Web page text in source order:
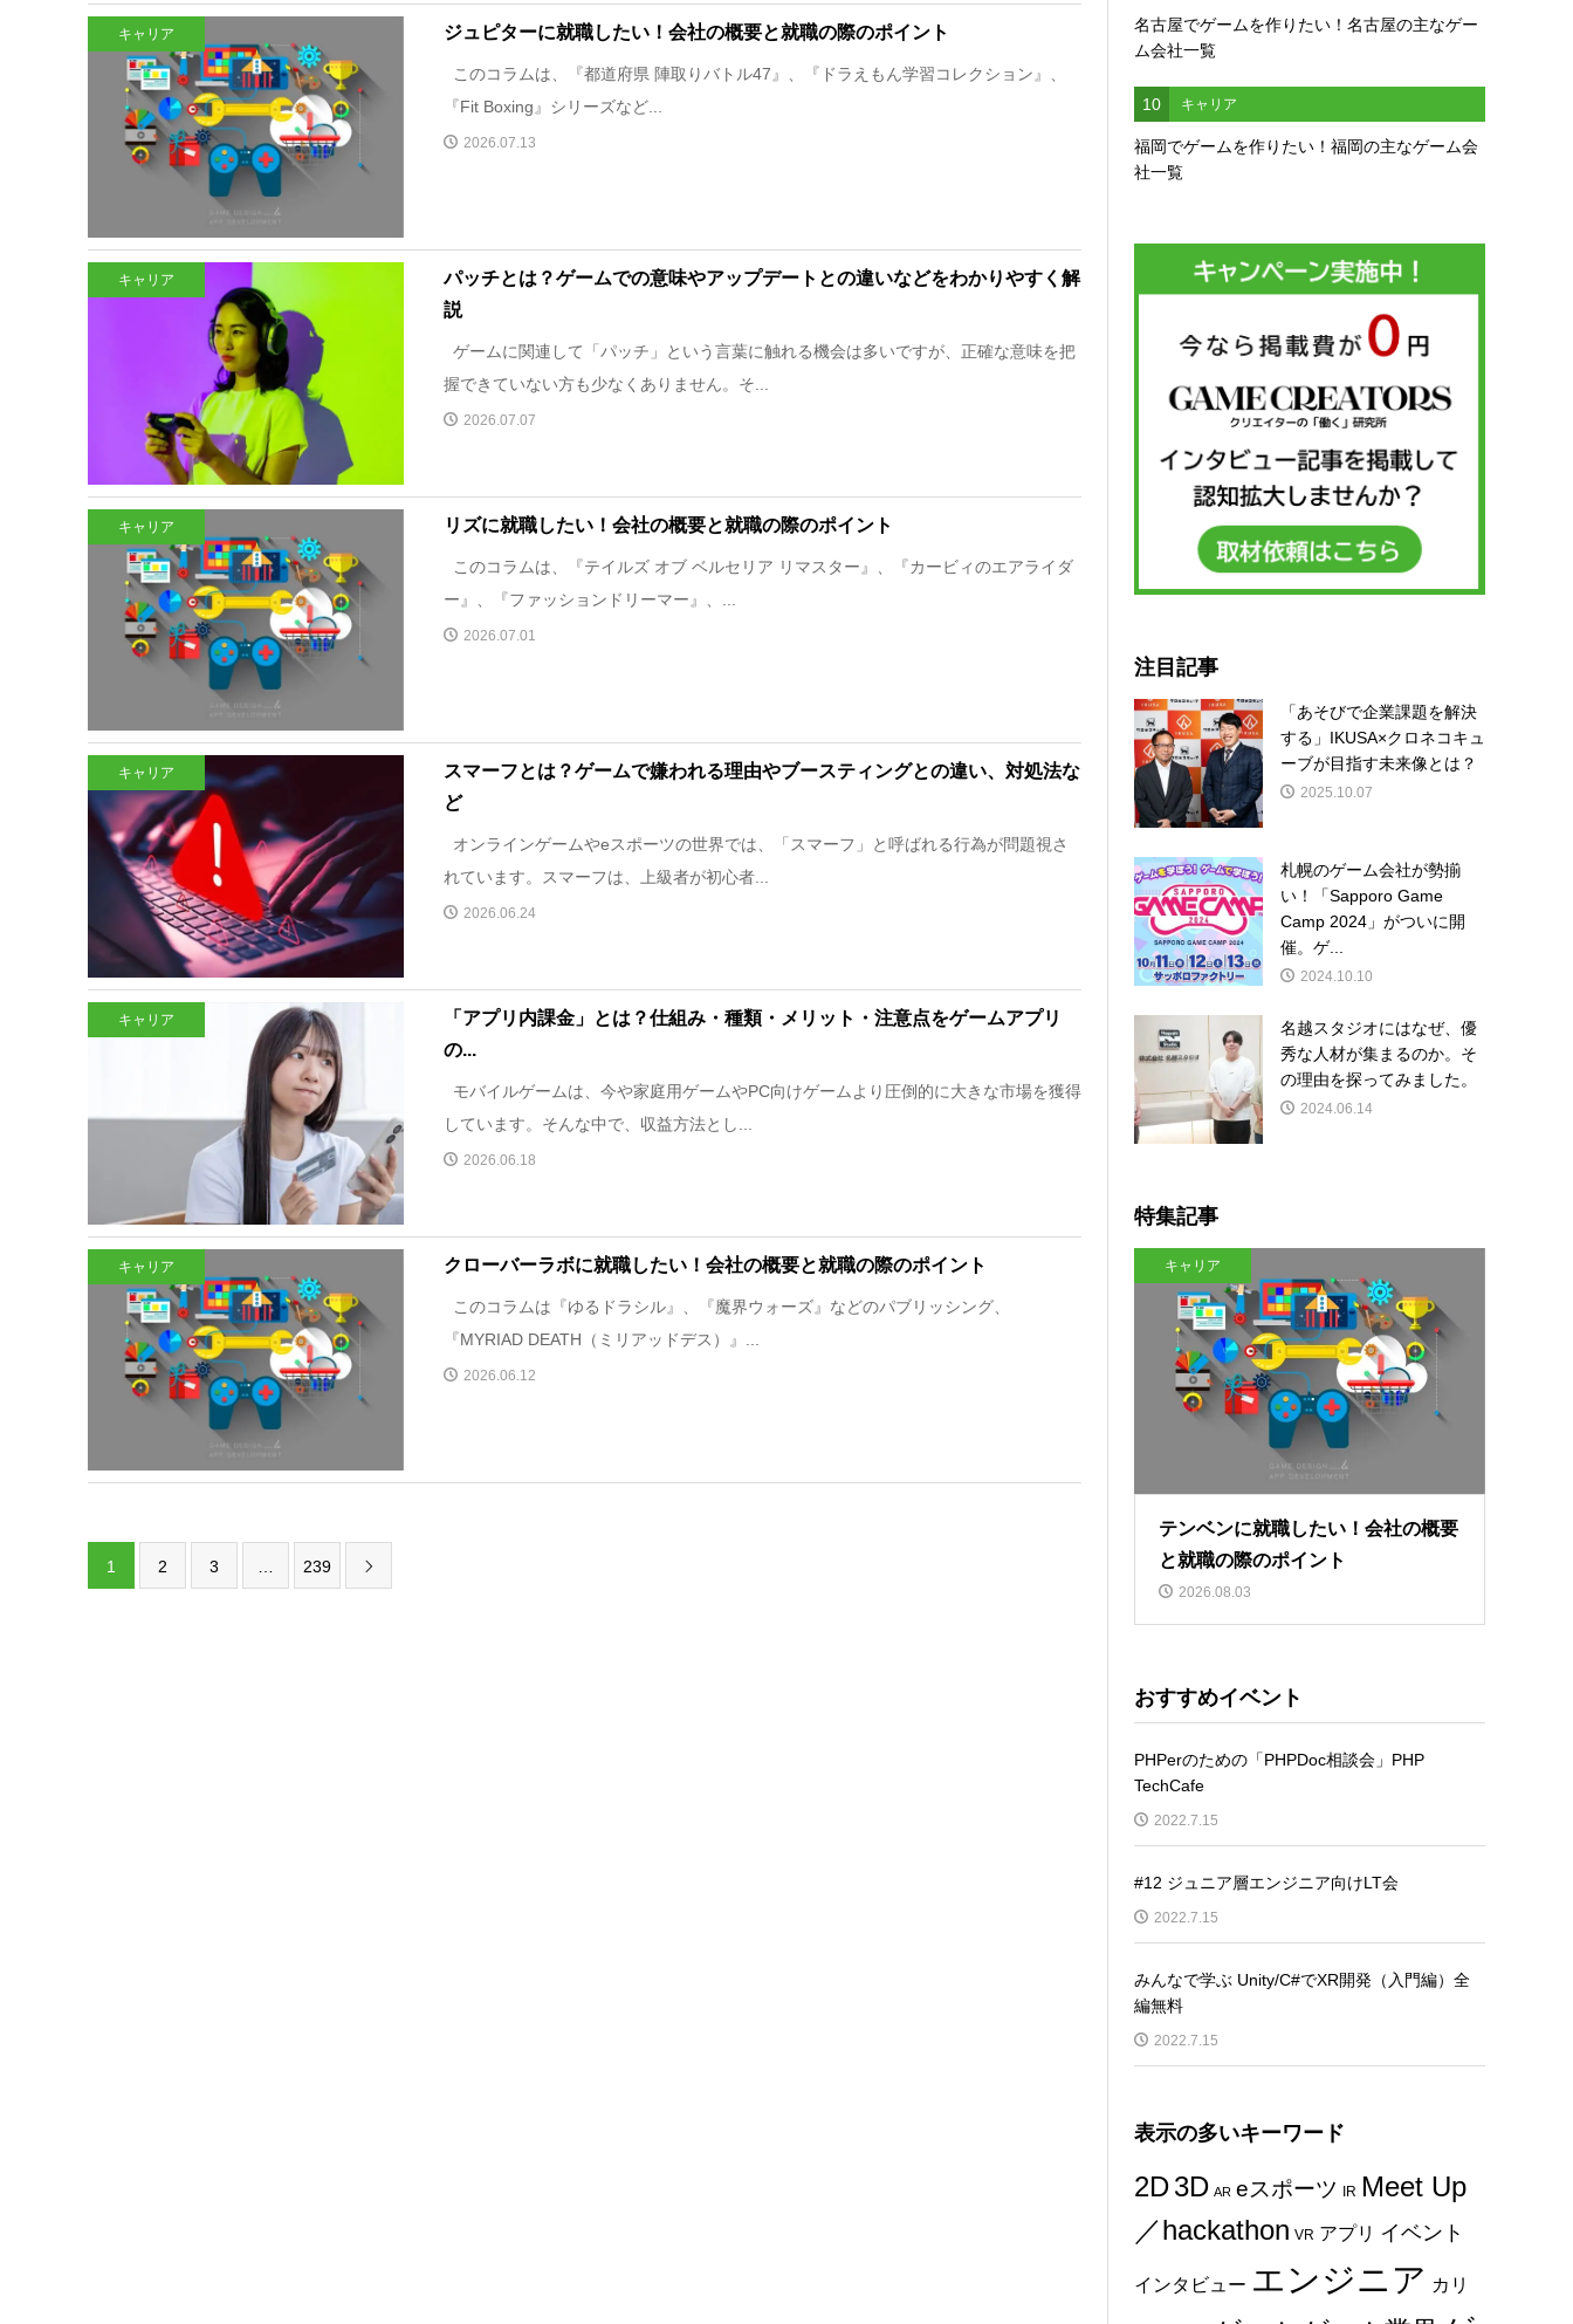
キャリア ジュピターに就職したい！会社の概要と就職の際のポイント
このコラムは、『都道府県 陣取りバトル47』、『ドラえもん学習コレクション』、
『Fit Boxing』シリーズなど...
2026.07.13
キャリア
パッチとは？ゲームでの意味やアップデートとの違いなどをわかりやすく解
説
ゲームに関連して「パッチ」という言葉に触れる機会は多いですが、正確な意味を把
握できていない方も少なくありません。そ...
2026.07.07
キャリア リズに就職したい！会社の概要と就職の際のポイント
このコラムは、『テイルズ オブ ベルセリア リマスター』、『カービィのエアライダ
ー』、『ファッションドリーマー』、...
2026.07.01
キャリア
スマーフとは？ゲームで嫌われる理由やブースティングとの違い、対処法な
ど
オンラインゲームやeスポーツの世界では、「スマーフ」と呼ばれる行為が問題視さ
れています。スマーフは、上級者が初心者...
2026.06.24
キャリア
「アプリ内課金」とは？仕組み・種類・メリット・注意点をゲームアプリ
の...
モバイルゲームは、今や家庭用ゲームやPC向けゲームより圧倒的に大きな市場を獲得
しています。そんな中で、収益方法とし...
2026.06.18
キャリア クローバーラボに就職したい！会社の概要と就職の際のポイント
このコラムは『ゆるドラシル』、『魔界ウォーズ』などのパブリッシング、
『MYRIAD DEATH（ミリアッドデス）』...
2026.06.12
1 2 3 239 
名古屋でゲームを作りたい！名古屋の主なゲー
ム会社一覧
10 キャリア
福岡でゲームを作りたい！福岡の主なゲーム会
社一覧
注目記事
「あそびで企業課題を解決
する」IKUSA×クロネコキュ
ーブが目指す未来像とは？
2025.10.07
札幌のゲーム会社が勢揃
い！「Sapporo Game
Camp 2024」がついに開
催。ゲ...
2024.10.10
名越スタジオにはなぜ、優
秀な人材が集まるのか。そ
の理由を探ってみました。
2024.06.14
特集記事
キャリア
テンベンに就職したい！会社の概要
と就職の際のポイント
2026.08.03
おすすめイベント
PHPerのための「PHPDoc相談会」PHP
TechCafe
2022.7.15
#12 ジュニア層エンジニア向けLT会
2022.7.15
みんなで学ぶ Unity/C#でXR開発（入門編）全
編無料
2022.7.15
表示の多いキーワード
2D3D AR eスポーツ IR Meet Up
／hackathon VR アプリ イベント
インタビュー エンジニア カリ